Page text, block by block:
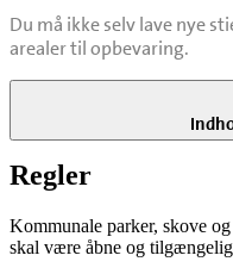
Du må ikke selv lave nye
arealer til opbevaring.
Regler
Kommunale parker, skove
skal være åbne og